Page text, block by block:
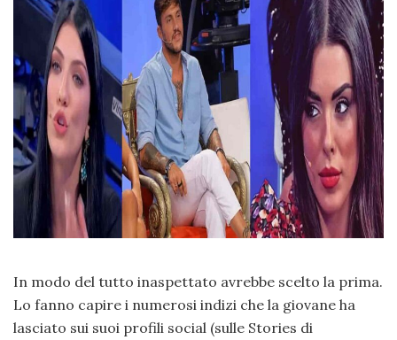
In modo del tutto inaspettato avrebbe scelto la prima.
Lo fanno capire i numerosi indizi che la giovane ha
lasciato sui suoi profili social (sulle Stories di